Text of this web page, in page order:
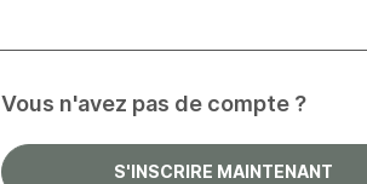
Vous n'avez pas de compte ?
S'INSCRIRE MAINTENANT